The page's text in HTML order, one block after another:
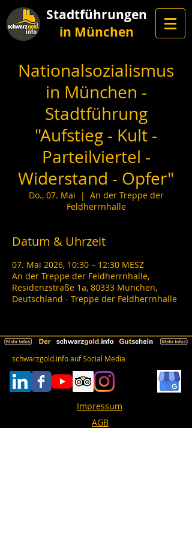
Stadtführungen
in München
Nationalsozialismus
in München -
Stadtführung
"Aufstieg - Kult -
Parteilviertel -
Widerstand - Opfer"
Do., 07. Mai
  |
An der Treppe der
Feldherrnhalle
Datum & Uhrzeit
07. Mai 2026, 10:30 – 12:30 MESZ
An der Treppe der Feldherrnhalle,
Residenzstraße 1a, 80333 München,
Deutschland - Treppe der Feldherrnhalle
schwarzgold.info auf Social Media
Impressum
AGB